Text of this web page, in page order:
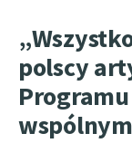
polscy